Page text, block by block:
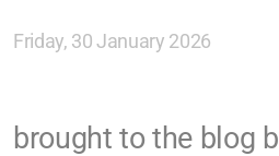
Friday, 30 January 2026
brought to the blog
Spiritual Readings